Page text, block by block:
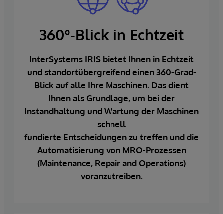
360°-Blick in Echtzeit
InterSystems IRIS bietet Ihnen in Echtzeit
und standortübergreifend einen 360-Grad-
Blick auf alle Ihre Maschinen. Das dient
Ihnen als Grundlage, um bei der
Instandhaltung und Wartung der Maschinen
schnell
fundierte Entscheidungen zu treffen und die
Automatisierung von MRO-Prozessen
(Maintenance, Repair and Operations)
voranzutreiben.